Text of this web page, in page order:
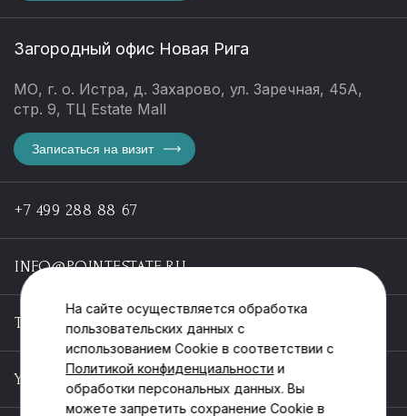
Загородный офис Новая Рига
МО, г. о. Истра, д. Захарово, ул. Заречная, 45А,
стр. 9, ТЦ Estate Mall
Записаться на визит
+7 499 288 88 67
INFO@POINTESTATE.RU
TELEGRAM
YOUTUBE
На сайте осуществляется обработка
пользовательских данных с
использованием Cookie в соответствии с
Политикой конфиденциальности и
обработки персональных данных. Вы
можете запретить сохранение Cookie в